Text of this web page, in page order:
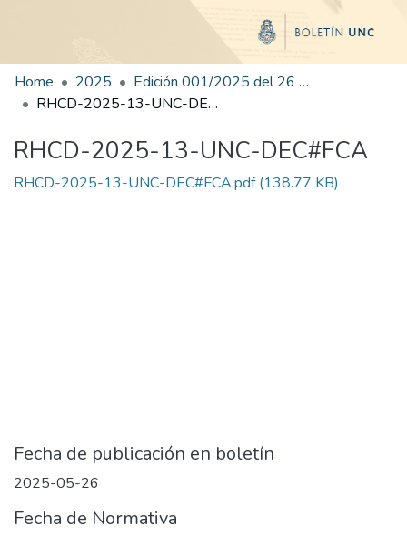
Home 2025
Edición 001/2025 del 26 de mayo de 2025
RHCD-2025-13-UNC-DEC#FCA
RHCD-2025-13-UNC-DEC#FCA
RHCD-2025-13-UNC-DEC#FCA.pdf(138.77 KB)
Fecha de publicación en boletín
2025-05-26
Fecha de Normativa